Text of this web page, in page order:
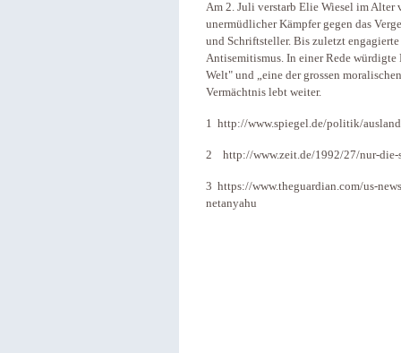
Am 2. Juli verstarb Elie Wiesel im
unermüdlicher Kämpfer gegen das
und Schriftsteller. Bis zuletzt
Antisemitismus. In einer Rede würdigte
Welt" und „eine der grossen
Vermächtnis lebt weiter.
1 http://www.spiegel.de/politik/
2 http://www.zeit.de/1992/27/nur-die-
3 https://www.theguardian.com/us-
netanyahu